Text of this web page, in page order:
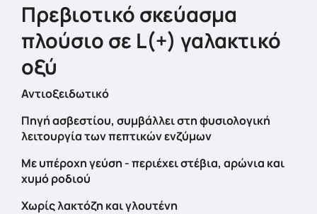
Πρεβιοτικό σκεύασμα
πλούσιο σε L(+) γαλακτικό
οξύ
Αντιοξειδωτικό
Πηγή ασβεστίου, συμβάλλειστη φυσιολογική
λειτουργία των πεπτικών ενζύμων
Με υπέροχη γεύση - περιέχει στέβια, αρώνια και
χυμό ροδιού
Χωρίς λακτόζη και γλουτένη